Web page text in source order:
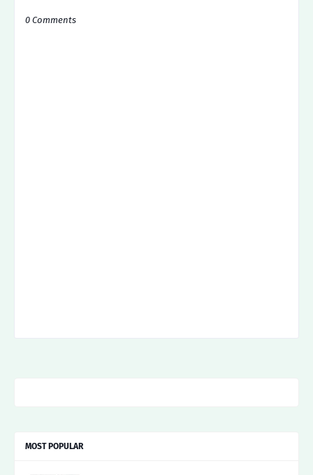
0 Comments
MOST POPULAR